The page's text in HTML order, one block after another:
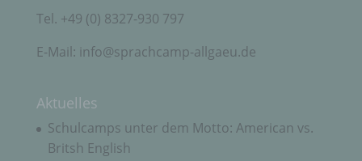
Tel. +49 (0) 8327-930 797
E-Mail: info@sprachcamp-allgaeu.de
Aktuelles
Schulcamps unter dem Motto: American vs.
Britsh English
Mitgliedstaaten möglicherweise
nicht als Empfänger.
j) Dritter
Dritter ist eine natürliche oder juristische Person,